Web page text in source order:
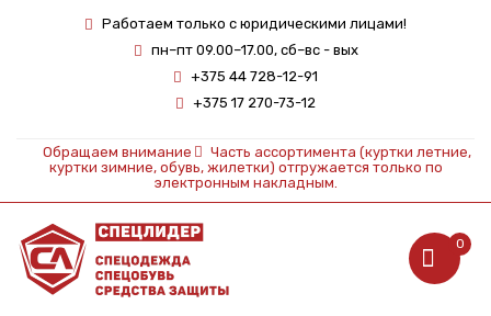
Работаем только с юридическими лицами!
пн–пт 09.00–17.00, сб–вс - вых
+375 44 728-12-91
+375 17 270-73-12
Обращаем внимание
Часть ассортимента (куртки летние,
куртки зимние, обувь, жилетки) отгружается только по
электронным накладным.
0